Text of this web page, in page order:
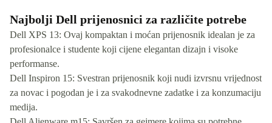
Najbolji Dell prijenosnici za različite potrebe
Dell XPS 13: Ovaj kompaktan i moćan prijenosnik idealan je za
profesionalce i studente koji cijene elegantan dizajn i visoke
performanse.
Dell Inspiron 15: Svestran prijenosnik koji nudi izvrsnu vrijednost
za novac i pogodan je i za svakodnevne zadatke i za konzumaciju
medija.